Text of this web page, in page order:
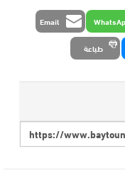
Email
طباعة